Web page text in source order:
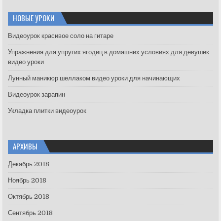
h
f
r
:
НОВЫЕ УРОКИ
Видеоурок красивое соло на гитаре
Упражнения для упругих ягодиц в домашних условиях для девушек
видео уроки
Лунный маникюр шеллаком видео уроки для начинающих
Видеоурок зарапин
Укладка плитки видеоурок
АРХИВЫ
Декабрь 2018
Ноябрь 2018
Октябрь 2018
Сентябрь 2018